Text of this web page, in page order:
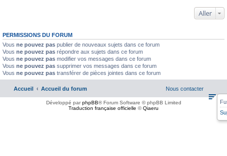
Aller
PERMISSIONS DU FORUM
Vous ne pouvez pas publier de nouveaux sujets dans ce forum
Vous ne pouvez pas répondre aux sujets dans ce forum
Vous ne pouvez pas modifier vos messages dans ce forum
Vous ne pouvez pas supprimer vos messages dans ce forum
Vous ne pouvez pas transférer de pièces jointes dans ce forum
Accueil Accueil du forum Nous contacter
Développé parphpBB® Forum Software © phpBB Limited
Traduction française officielle ©Qiaeru